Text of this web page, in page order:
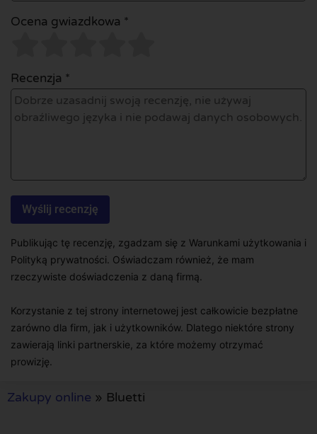
Ocena gwiazdkowa *
Recenzja *
Publikując tę recenzję, zgadzam się z Warunkami użytkowania i
Polityką prywatności. Oświadczam również, że mam
rzeczywiste doświadczenia z daną firmą.
Korzystanie z tej strony internetowej jest całkowicie bezpłatne
zarówno dla firm, jak i użytkowników. Dlatego niektóre strony
zawierają linki partnerskie, za które możemy otrzymać
prowizję.
Zakupy online » Bluetti